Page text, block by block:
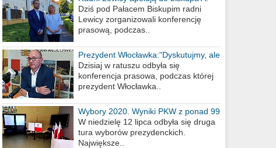
Wiesława Meringa
Dziś pod Pałacem Biskupim radni
Lewicy zorganizowali konferencję
prasową, podczas..
Prezydent Włocławka:"Dyskutujmy, ale
nie obrażajmy się”
Dzisiaj w ratuszu odbyła się
konferencja prasowa, podczas której
prezydent Włocławka..
Wybory 2020. Wyniki PKW z ponad 99
procent obwodów
W niedzielę 12 lipca odbyła się druga
tura wyborów prezydenckich.
Największe..